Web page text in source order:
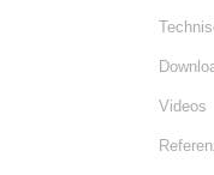
Videos